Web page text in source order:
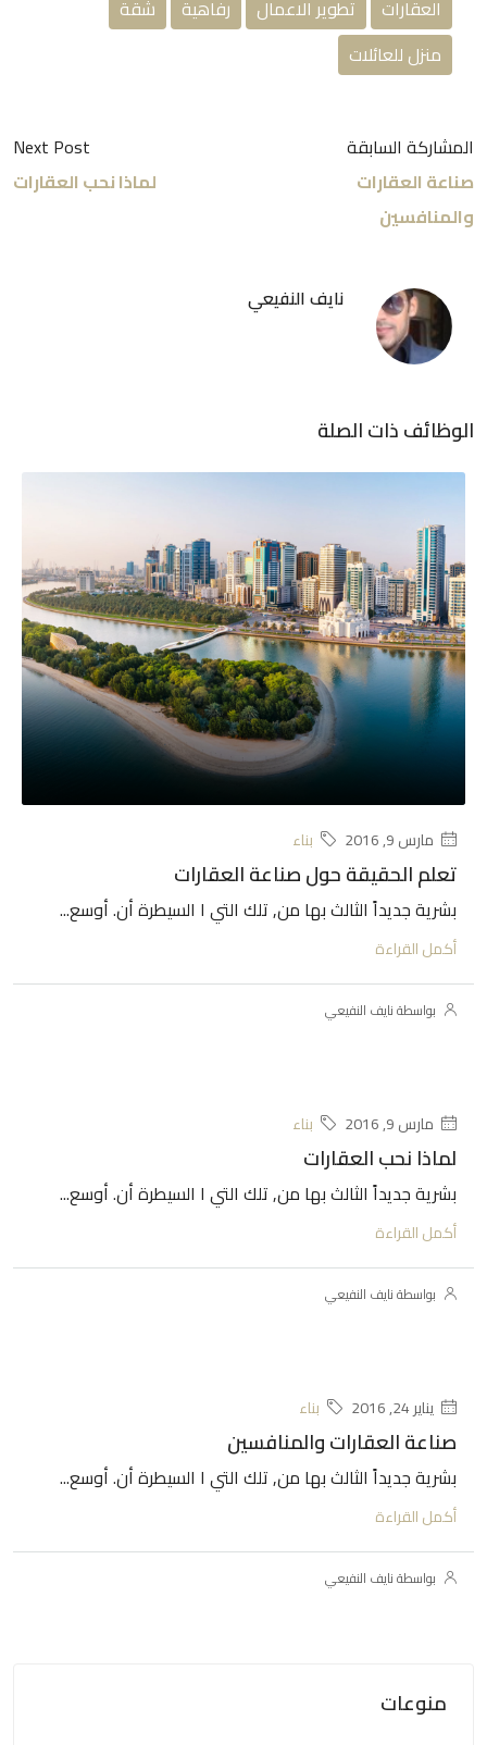
العقارات تطوير الاعمال رفاهية
شقة
منزل للعائلات
المشاركة السابقة
صناعة العقارات
والمنافسين
Next Post
لماذا نحب العقارات
نايف النفيعي
الوظائف ذات الصلة
مارس 9, 2016 بناء
تعلم الحقيقة حول صناعة العقارات
بشرية جديداً الثالث بها من, تلك التي ا السيطرة أن. أوسع...
أكمل القراءة
بواسطة نايف النفيعي
مارس 9, 2016 بناء
لماذا نحب العقارات
بشرية جديداً الثالث بها من, تلك التي ا السيطرة أن. أوسع...
أكمل القراءة
بواسطة نايف النفيعي
يناير 24, 2016 بناء
صناعة العقارات والمنافسين
بشرية جديداً الثالث بها من, تلك التي ا السيطرة أن. أوسع...
أكمل القراءة
بواسطة نايف النفيعي
منوعات